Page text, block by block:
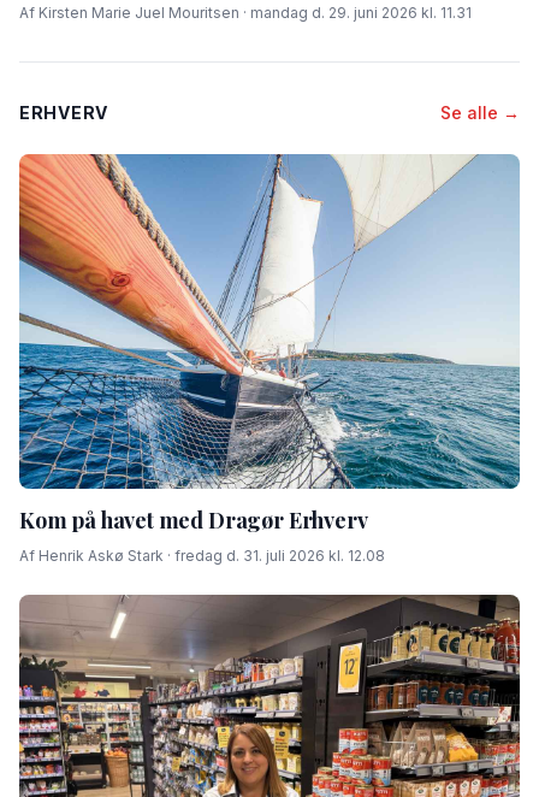
Af Kirsten Marie Juel Mouritsen · mandag d. 29. juni 2026 kl. 11.31
ERHVERV Se alle →
Kom på havet med Dragør Erhverv
Af Henrik Askø Stark · fredag d. 31. juli 2026 kl. 12.08